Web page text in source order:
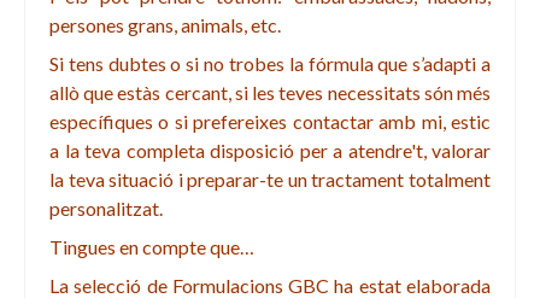
persones grans, animals, etc.
Si tens dubtes o si no trobes la fórmula que s’adapti a
allò que estàs cercant, si les teves necessitats són més
específiques o si prefereixes contactar amb mi, estic
a la teva completa disposició per a atendre't, valorar
la teva situació i preparar-te un tractament totalment
personalitzat.
Tingues en compte que…
La selecció de Formulacions GBC ha estat elaborada